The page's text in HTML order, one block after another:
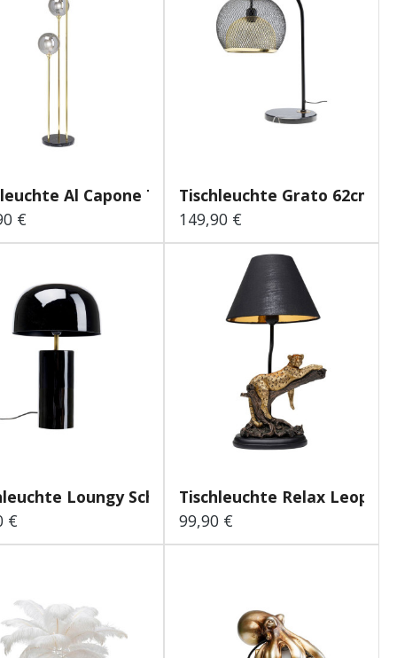
Al Capone Tre
Preis:
€
Tischleuchte Grato 62cm
Regulärer Preis:
149,90 €
Loungy Schwarz...
Preis:
€
Tischleuchte Relax
Regulärer Preis:
99,90 €